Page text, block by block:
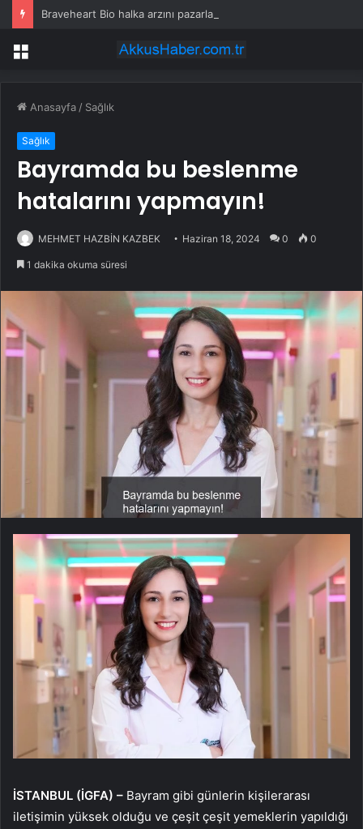
Menü
Anasayfa / Sağlık
Sağlık
Bayramda bu beslenme
hatalarını yapmayın!
MEHMET HAZBİN KAZBEK Haziran 18, 2024 0 0
1 dakika okuma süresi
İSTANBUL (İGFA) – Bayram gibi günlerin kişilerarası
iletişimin yüksek olduğu ve çeşit çeşit yemeklerin yapıldığı